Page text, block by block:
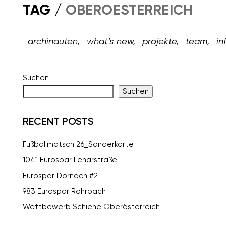
archinauten, what’s new, projekte, team,
TAG / OBEROESTERREICH
Suchen
Suchen
RECENT POSTS
Fußballmatsch 26_Sonderkarte
1041 Eurospar Leharstraße
Eurospar Dornach #2
983 Eurospar Rohrbach
Wettbewerb Schiene Oberösterreich